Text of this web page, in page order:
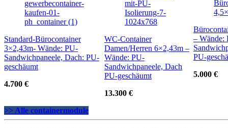
Standard-Bürocontainer
3×2,43m- Wände: PU-
Sandwichpaneele, Dach: PU-
geschäumt
4.700 €
WC-Container
Damen/Herren 6×2,43m –
Wände: PU-
Sandwichpaneele, Dach
PU-geschäumt
13.300 €
– Wände:
PU-
5.000 €
>> Alle containermodule